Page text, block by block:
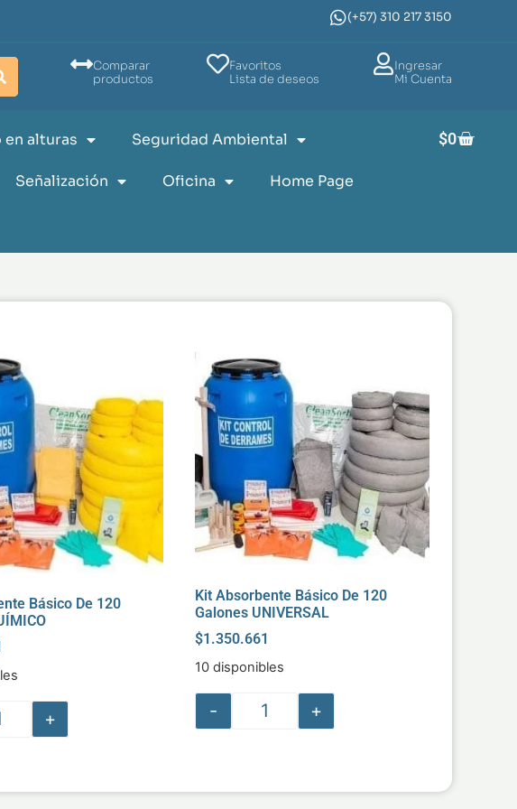
(+57) 310 217 3150
Comparar
productos
Favoritos
Lista de deseos
Ingresar
Mi Cuenta
en alturas Seguridad Ambiental
Señalización Oficina Home Page
$0
Básico De 120
+
Kit Absorbente Básico De 120
Galones UNIVERSAL
$1.350.661
10 disponibles
- +